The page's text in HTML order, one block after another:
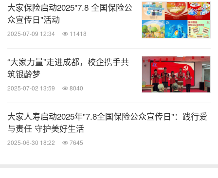
大家保险启动2025"7.8 全国保险公
众宣传日"活动
2025-07-09 12:34 11418
“大家力量”走进成都，校企携手共
筑银龄梦
2025-07-02 13:59 8040
大家人寿启动2025年"7.8全国保险公众宣传日"：践行爱
与责任 守护美好生活
2025-06-30 18:22 7645